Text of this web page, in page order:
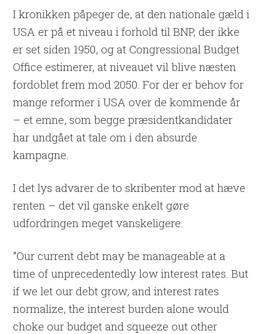
I kronikken påpeger de, at den nationale gæld i
USA er på et niveau i forhold til BNP, der ikke
er set siden 1950, og at Congressional Budget
Office estimerer, at niveauet vil blive næsten
fordoblet frem mod 2050. For der er behov for
mange reformer i USA over de kommende år
– et emne, som begge præsidentkandidater
har undgået at tale om i den absurde
kampagne.
I det lys advarer de to skribenter mod at hæve
renten – det vil ganske enkelt gøre
udfordringen meget vanskeligere.
”Our current debt may be manageable at a
time of unprecedentedly low interest rates. But
if we let our debt grow, and interest rates
normalize, the interest burden alone would
choke our budget and squeeze out other